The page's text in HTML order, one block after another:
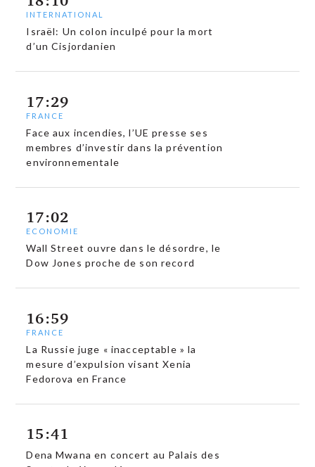
INTERNATIONAL
Israël: Un colon inculpé pour la mort
d’un Cisjordanien
17:29
FRANCE
Face aux incendies, l’UE presse ses
membres d’investir dans la prévention
environnementale
17:02
ECONOMIE
Wall Street ouvre dans le désordre, le
Dow Jones proche de son record
16:59
FRANCE
La Russie juge « inacceptable » la
mesure d’expulsion visant Xenia
Fedorova en France
15:41
Dena Mwana en concert au Palais des